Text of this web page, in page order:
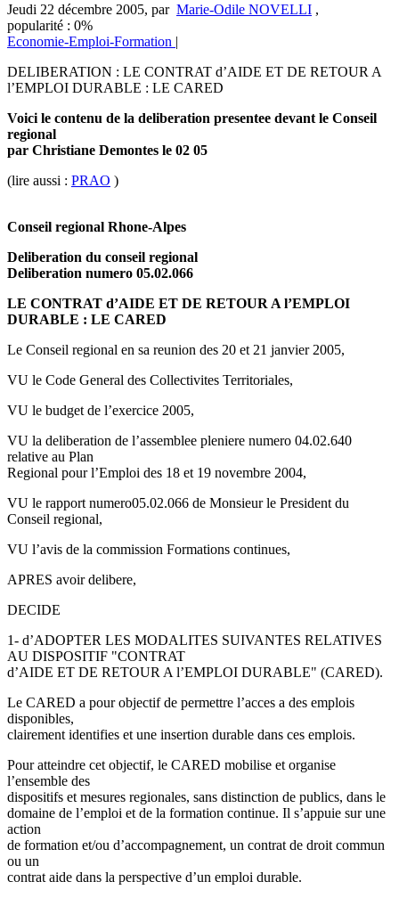
Jeudi 22 décembre 2005, par Marie-Odile NOVELLI ,
popularité : 0%
Economie-Emploi-Formation |
DELIBERATION : LE CONTRAT d’AIDE ET DE RETOUR A
l’EMPLOI DURABLE : LE CARED
Voici le contenu de la deliberation presentee devant le Conseil
regional
par Christiane Demontes le 02 05
(lire aussi : PRAO )
Conseil regional Rhone-Alpes
Deliberation du conseil regional
Deliberation numero 05.02.066
LE CONTRAT d’AIDE ET DE RETOUR A l’EMPLOI
DURABLE : LE CARED
Le Conseil regional en sa reunion des 20 et 21 janvier 2005,
VU le Code General des Collectivites Territoriales,
VU le budget de l’exercice 2005,
VU la deliberation de l’assemblee pleniere numero 04.02.640
relative au Plan
Regional pour l’Emploi des 18 et 19 novembre 2004,
VU le rapport numero05.02.066 de Monsieur le President du
Conseil regional,
VU l’avis de la commission Formations continues,
APRES avoir delibere,
DECIDE
1- d’ADOPTER LES MODALITES SUIVANTES RELATIVES
AU DISPOSITIF "CONTRAT
d’AIDE ET DE RETOUR A l’EMPLOI DURABLE" (CARED).
Le CARED a pour objectif de permettre l’acces a des emplois
disponibles,
clairement identifies et une insertion durable dans ces emplois.
Pour atteindre cet objectif, le CARED mobilise et organise
l’ensemble des
dispositifs et mesures regionales, sans distinction de publics, dans le
domaine de l’emploi et de la formation continue. Il s’appuie sur une
action
de formation et/ou d’accompagnement, un contrat de droit commun
ou un
contrat aide dans la perspective d’un emploi durable.